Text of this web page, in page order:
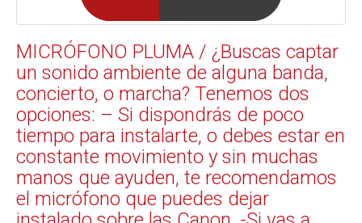
MICRÓFONO PLUMA / ¿Buscas captar
un sonido ambiente de alguna banda,
concierto, o marcha? Tenemos dos
opciones: – Si dispondrás de poco
tiempo para instalarte, o debes estar en
constante movimiento y sin muchas
manos que ayuden, te recomendamos
el micrófono que puedes dejar